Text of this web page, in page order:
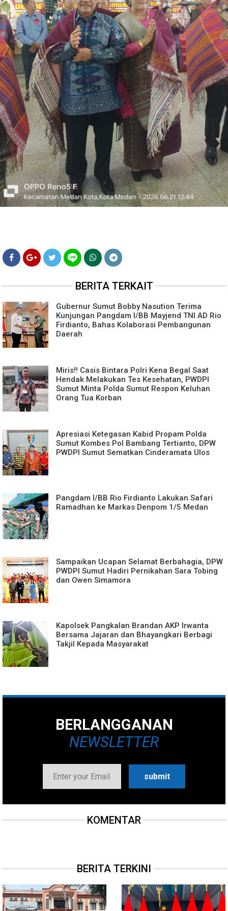
BERITA TERKAIT
Gubernur Sumut Bobby Nasution Terima
Kunjungan Pangdam I/BB Mayjend TNI AD Rio
Firdianto, Bahas Kolaborasi Pembangunan
Daerah
Miris!! Casis Bintara Polri Kena Begal Saat
Hendak Melakukan Tes Kesehatan, PWDPI
Sumut Minta Polda Sumut Respon Keluhan
Orang Tua Korban
Apresiasi Ketegasan Kabid Propam Polda
Sumut Kombes Pol Bambang Tertianto, DPW
PWDPI Sumut Sematkan Cinderamata Ulos
Pangdam I/BB Rio Firdianto Lakukan Safari
Ramadhan ke Markas Denpom 1/5 Medan
Sampaikan Ucapan Selamat Berbahagia, DPW
PWDPI Sumut Hadiri Pernikahan Sara Tobing
dan Owen Simamora
Kapolsek Pangkalan Brandan AKP Irwanta
Bersama Jajaran dan Bhayangkari Berbagi
Takjil Kepada Masyarakat
BERLANGGANAN
NEWSLETTER
KOMENTAR
BERITA TERKINI